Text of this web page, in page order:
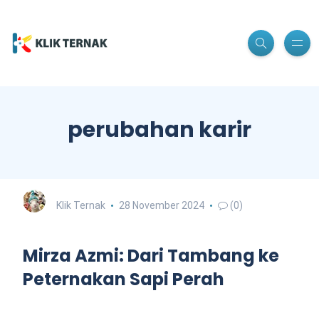
perubahan karir
Klik Ternak 28 November 2024 (0)
Mirza Azmi: Dari Tambang ke
Peternakan Sapi Perah